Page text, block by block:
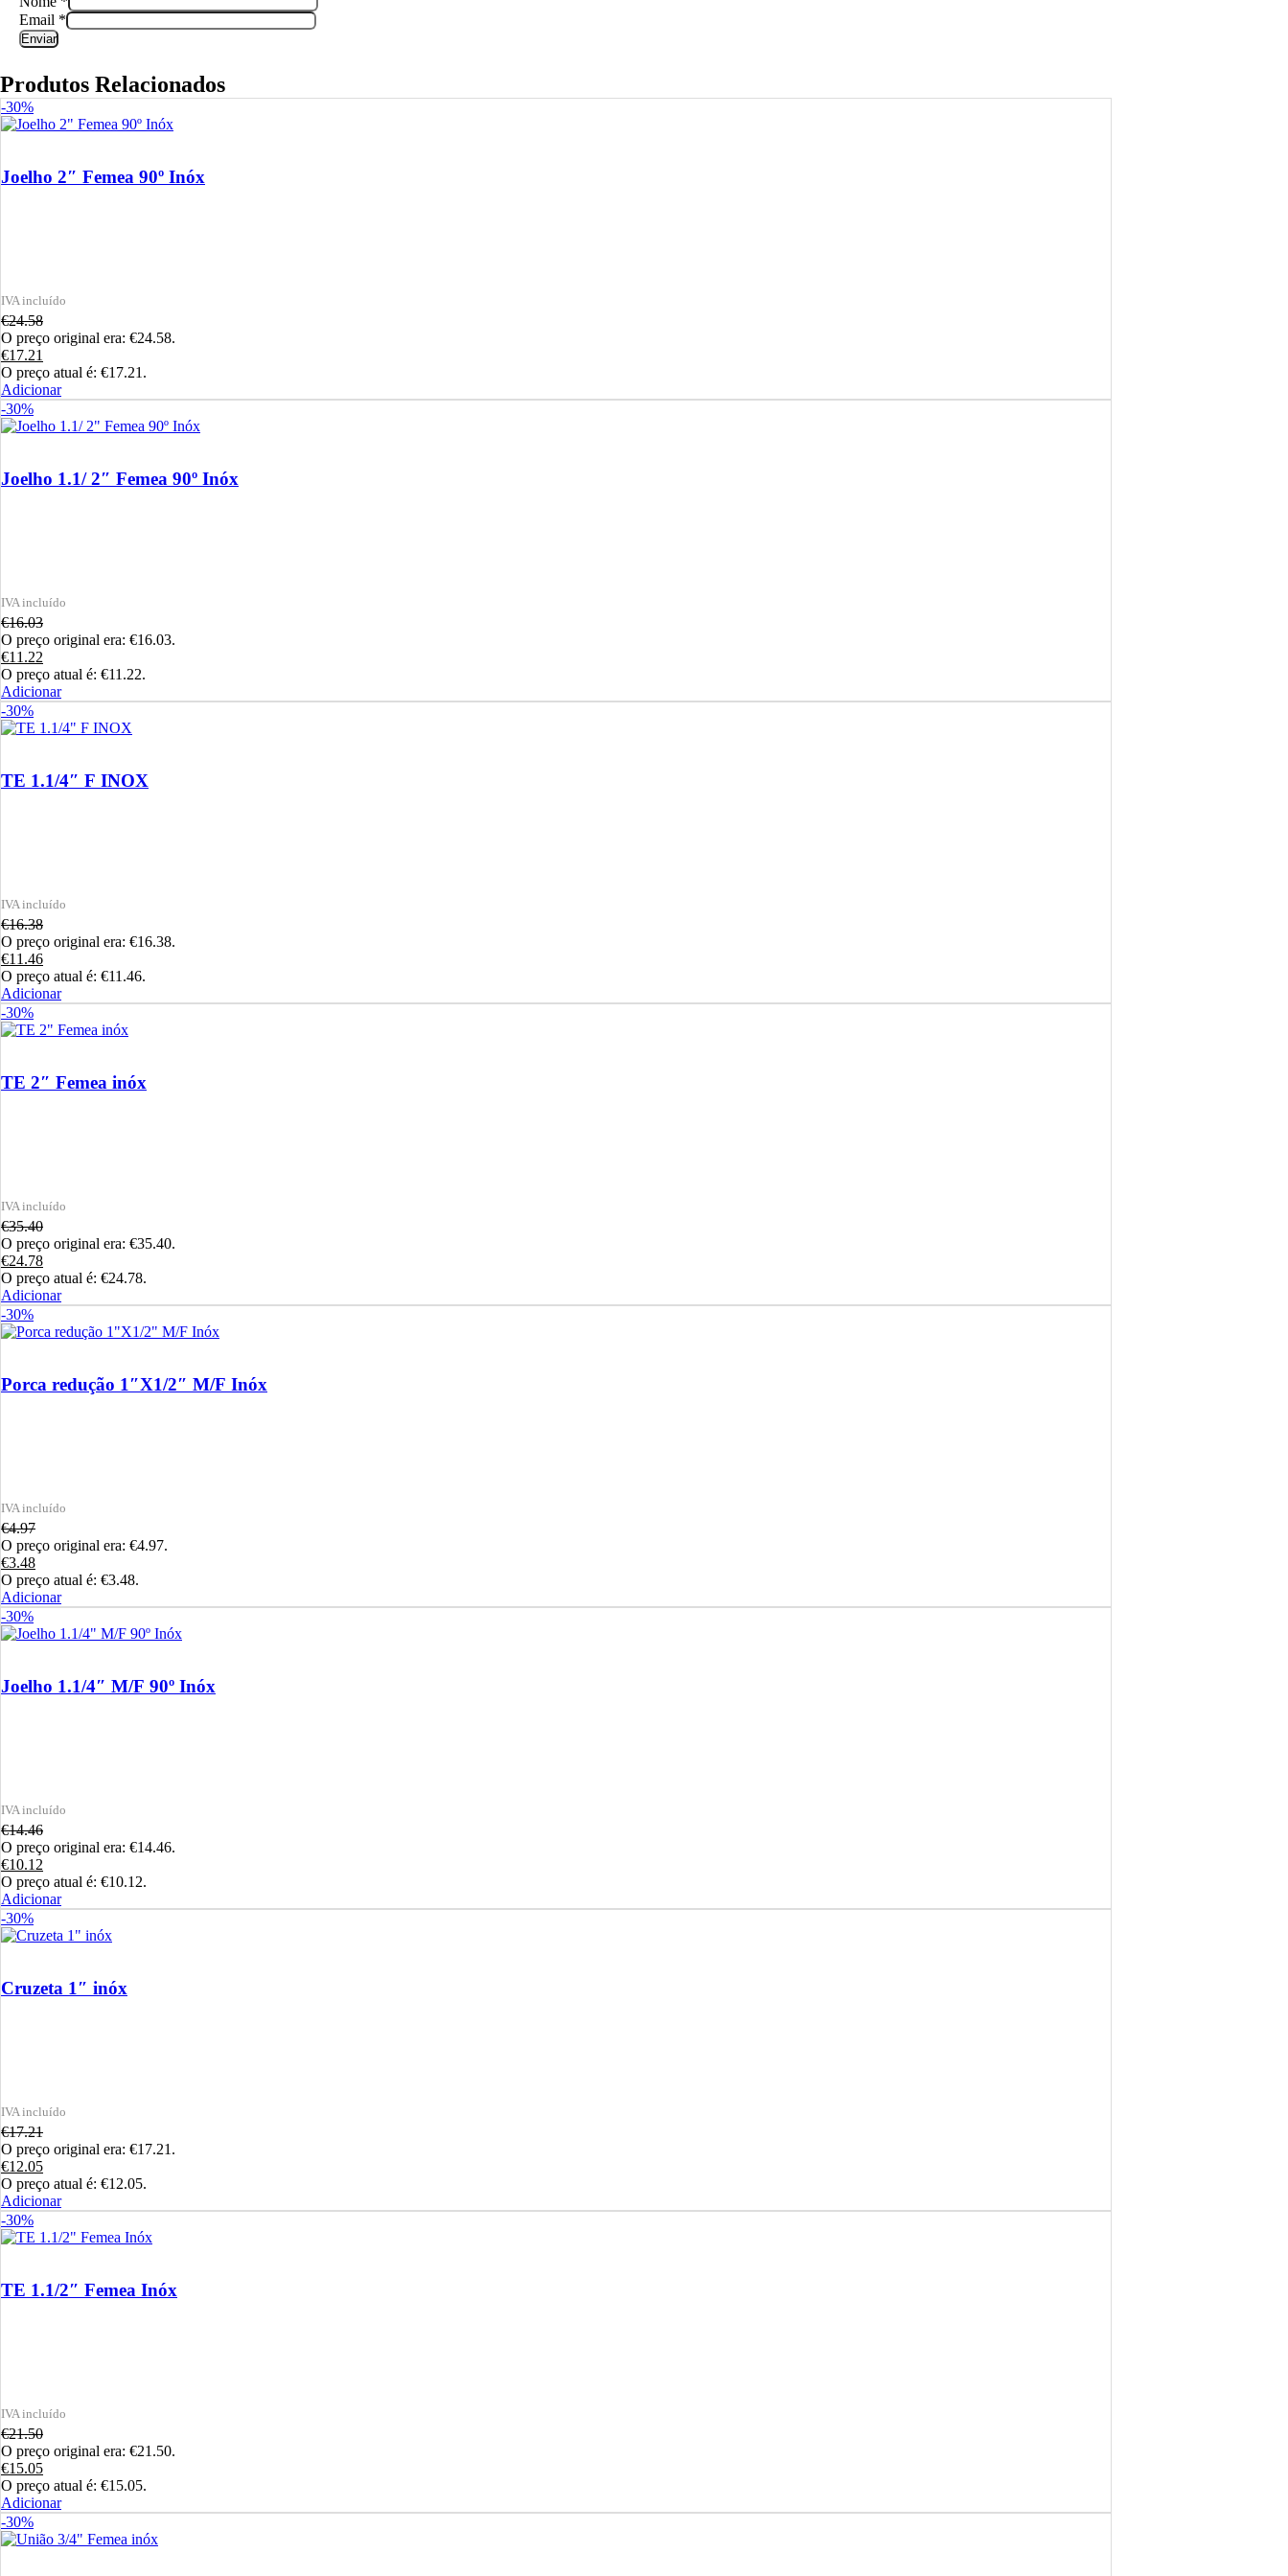
Email *
Produtos Relacionados
-30%
Joelho 2″ Femea 90º Inóx
€24.58
O preço original era: €24.58.
€17.21
O preço atual é: €17.21.
Adicionar
-30%
Joelho 1.1/ 2″ Femea 90º Inóx
€16.03
O preço original era: €16.03.
€11.22
O preço atual é: €11.22.
Adicionar
-30%
TE 1.1/4″ F INOX
€16.38
O preço original era: €16.38.
€11.46
O preço atual é: €11.46.
Adicionar
-30%
TE 2″ Femea inóx
€35.40
O preço original era: €35.40.
€24.78
O preço atual é: €24.78.
Adicionar
-30%
Porca redução 1″X1/2″ M/F Inóx
€4.97
O preço original era: €4.97.
€3.48
O preço atual é: €3.48.
Adicionar
-30%
Joelho 1.1/4″ M/F 90º Inóx
€14.46
O preço original era: €14.46.
€10.12
O preço atual é: €10.12.
Adicionar
-30%
Cruzeta 1″ inóx
€17.21
O preço original era: €17.21.
€12.05
O preço atual é: €12.05.
Adicionar
-30%
TE 1.1/2″ Femea Inóx
€21.50
O preço original era: €21.50.
€15.05
O preço atual é: €15.05.
Adicionar
-30%